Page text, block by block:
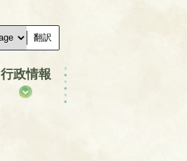
翻訳
行政情報